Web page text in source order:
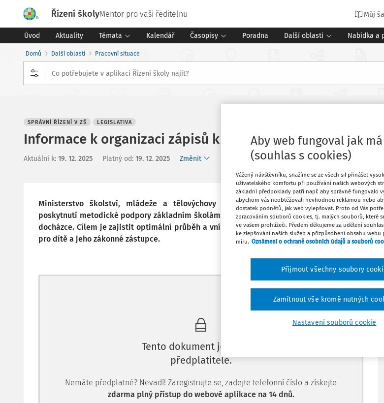
Řízení školyMentor pro vaši ředitelnu Můj
Úvod Aktuality Témata Kalendář Časopisy Poradna Další oblasti Nabídka a
Domů Další oblasti Pracovní situace
SPRÁVNÍ ŘÍZENÍ V ZŠ LEGISLATIVA
Informace k organizaci zápisů k povinné školní docházce
Aktuální k: 19. 12. 2025 Platný od: 19. 12. 2025 Změnit
Ministerstvo školství, mládeže a tělovýchovy vydává tento dokument, za účelem
poskytnutí metodické podpory základním školám pro organizaci zápisů k povinné školní
docházce. Cílem je zajistit optimální průběh a vnímání zápisu jako společenské události
pro dítě a jeho zákonné zástupce.
Máte předplatné? Přihlaste se.
Tento dokument je jen pro
předplatitele.
Nemáte předplatné? Nevadí! Zaregistrujte se, zadejte telefonní číslo a získejte
zdarma plný přístup do webové aplikace na 14 dnů.
Aby web fungoval jak má
(souhlas s cookies)
Vážený návštěvníku, snažíme se ze všech sil přinášet
uživatelského komfortu při používání našich webových
základní předpoklady patří např. aby správně fungovalo
abychom vás neobtěžovali nevhodnou reklamou nebo
dostatek podnětů, jak web vylepšovat. Proto od Vás
zpracováním souborů cookies, tj. malých souborů, které
ve vašem prohlížeči. Předem děkujeme za udělení
ke zlepšování našich služeb a přizpůsobení obsahu webu
míru. Oznámení o ochraně osobních údajů a souborů
Nastavení souborů cookie
Zamítnout vše kromě nutných
Přijmout všechny soubory